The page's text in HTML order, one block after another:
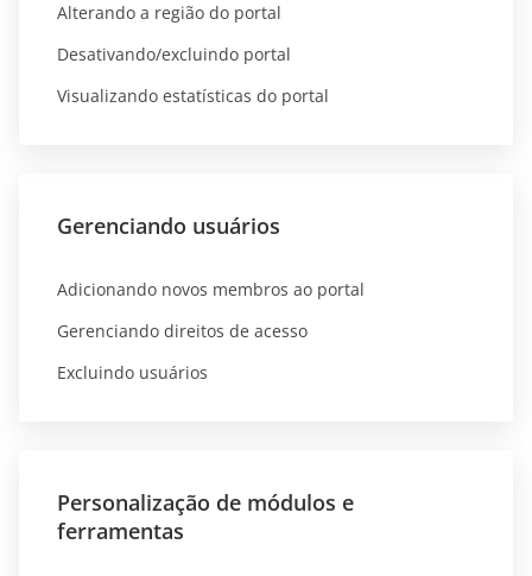
Alterando a região do portal
Desativando/excluindo portal
Visualizando estatísticas do portal
Gerenciando usuários
Adicionando novos membros ao portal
Gerenciando direitos de acesso
Excluindo usuários
Personalização de módulos e
ferramentas